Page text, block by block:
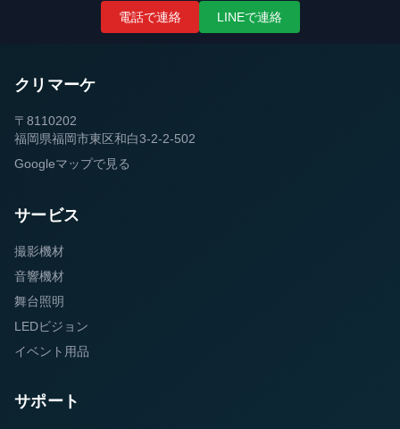
電話で連絡 LINEで連絡
クリマーケ
〒8110202
福岡県福岡市東区和白3-2-2-502
Googleマップで見る
サービス
撮影機材
音響機材
舞台照明
LEDビジョン
イベント用品
サポート